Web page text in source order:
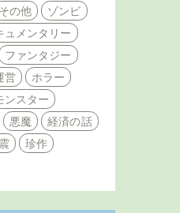
その他
ゾンビ
ュメンタリー
ファンタジー
営
ホラー
ンスター
悪魔
経済の話
珍作